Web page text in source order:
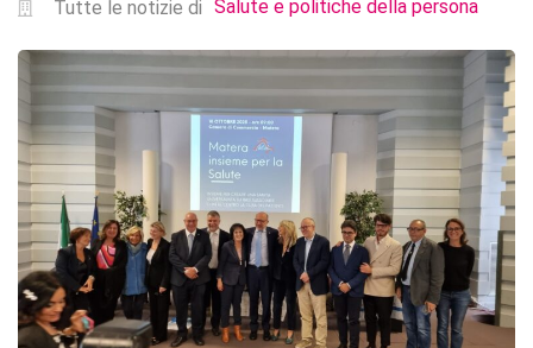
Tutte le notizie di Salute e politiche della persona